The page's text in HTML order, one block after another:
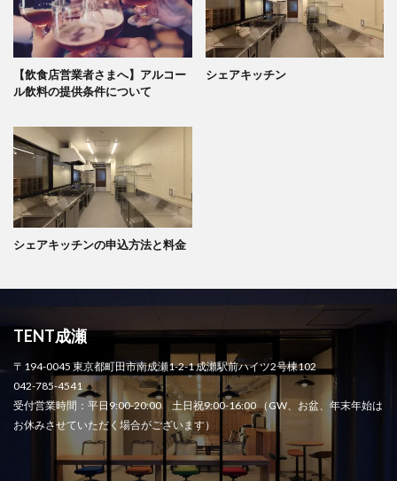
【飲食店営業者さまへ】アルコー
ル飲料の提供条件について
シェアキッチン
シェアキッチンの申込方法と料金
TENT成瀬
〒194-0045 東京都町田市南成瀬1-2-1 成瀬駅前ハイツ2号棟102
042-785-4541
受付営業時間：平日9:00-20:00 土日祝9:00-16:00 （GW、お盆、年末年始は
お休みさせていただく場合がございます）